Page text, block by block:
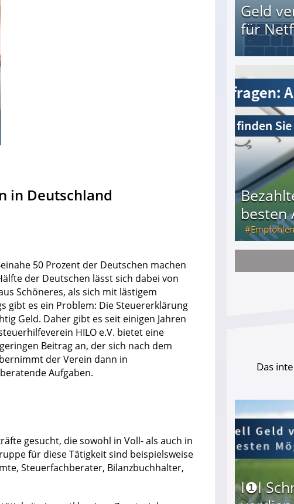
in Deutschland
50 Prozent der Deutschen machen
der Deutschen lässt sich dabei von
Schöneres, als sich mit lästigem
gibt es ein Problem: Die Steuererklärung
Geld. Daher gibt es seit einigen Jahren
HILO e.V. bietet eine
Beitrag an, der sich nach dem
der Verein dann in
Aufgaben.
gesucht, die sowohl in Voll- als auch in
für diese Tätigkeit sind beispielsweise
Steuerfachberater, Bilanzbuchhalter,
Geld
für
besten
Empfohlen
Bezahlte Umfragen - Die besten Anbieter
Das
I❶I